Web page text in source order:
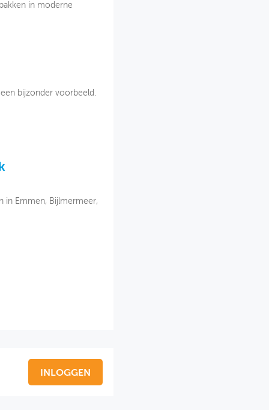
in moderne
bijzonder voorbeeld.
in Emmen, Bijlmermeer,
INLOGGEN